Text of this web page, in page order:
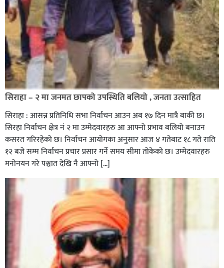
सिराहा – २ मा जनमत छापको उपस्थिति बलियो , जनता उत्साहित
सिराहा : आसन्न प्रतिनिधि सभा निर्वाचन आउन अब १७ दिन मात्रै बाकी छ।
सिरहा निर्वाचन क्षेत्र नं २ मा उम्मेदवारहरु आ आफ्नो प्रभाव बलियो बनाउन
कसरत गरिरहेको छ। निर्वाचन आयोगका अनुसार आज ४ गतेबाट १८ गते राति
१२ बजे सम्म निर्वाचन प्रचार प्रसार गर्ने समय सीमा तोकेको छ। उम्मेदवारहरु
मनोनयन गरे पश्चात देखि नै आफ्नो […]